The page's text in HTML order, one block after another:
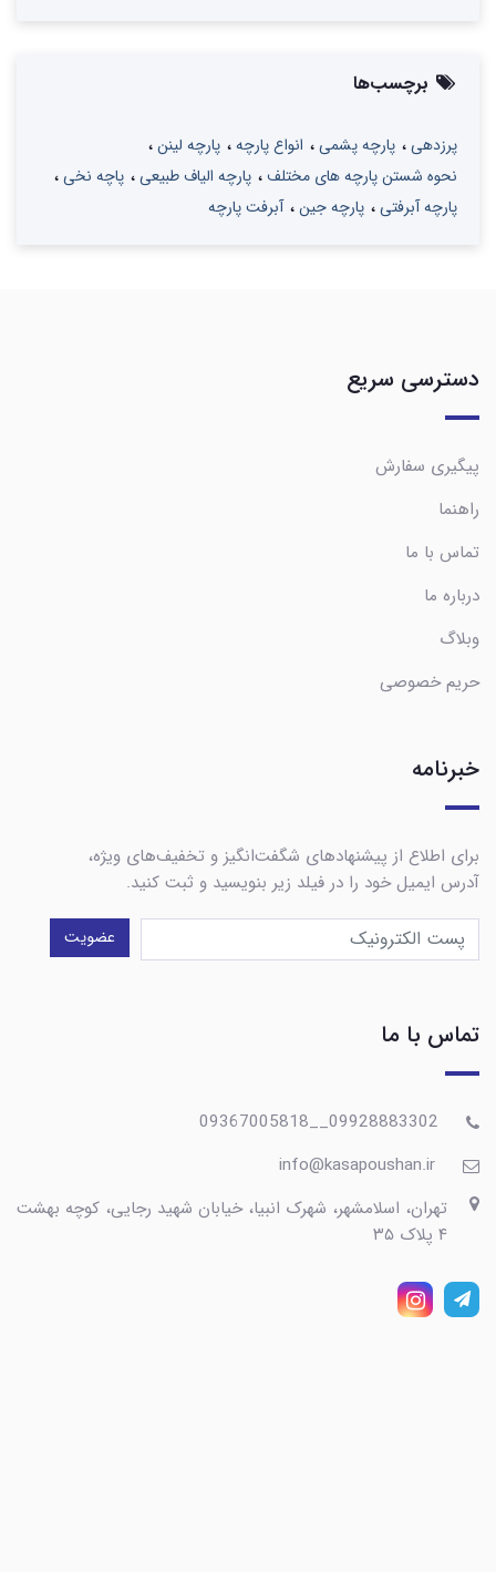
برچسب‌ها
پرزدهی پارچه پشمی انواع پارچه
پارچه لینن
نحوه شستن پارچه های مختلف
پارچه الیاف طبیعی
پاچه نخی
پارچه آبرفتی
پارچه جین آبرفت پارچه
دسترسی سریع
پیگیری سفارش
راهنما
تماس با ما
درباره ما
وبلاگ
حریم خصوصی
خبرنامه
برای اطلاع از پیشنهادهای شگفت‌انگیز و تخفیف‌های ویژه،
آدرس ایمیل خود را در فیلد زیر بنویسید و ثبت کنید.
عضویت
تماس با ما
تهران، اسلامشهر، شهرک انبیا، خیابان شهید رجایی، کوچه بهشت
۴ پلاک ۳۵